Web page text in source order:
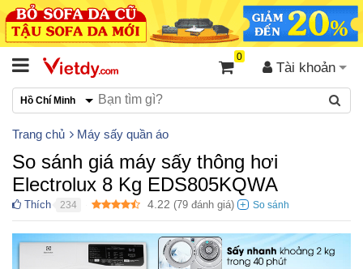
Tài khoản
0
Hồ Chí Minh
Trang chủ Máy sấy quần áo
So sánh giá máy sấy thông hơi
Electrolux 8 Kg EDS805KQWA
Thích 234 4.22 (79 đánh giá)